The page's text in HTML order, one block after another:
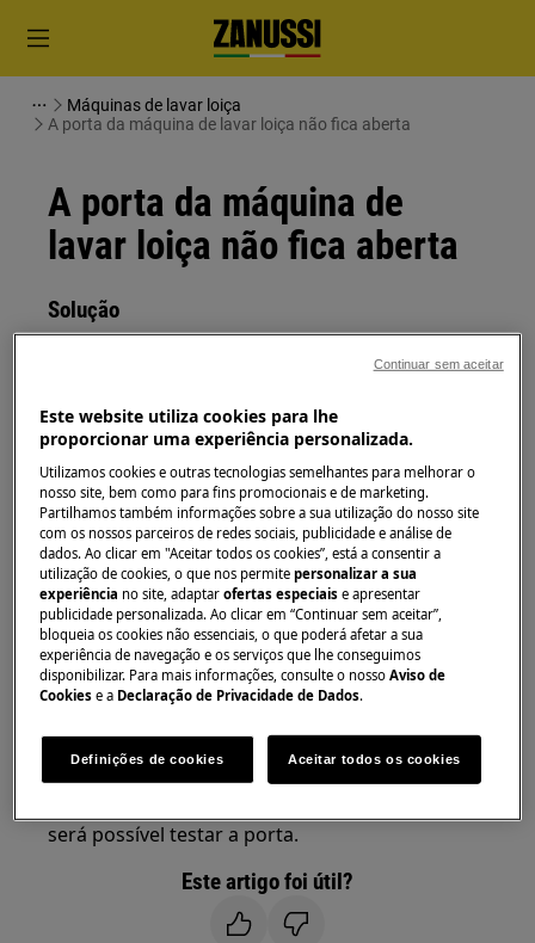
Máquinas de lavar loiça
A porta da máquina de lavar loiça não fica aberta
A porta da máquina de
lavar loiça não fica aberta
Solução
A porta da máquina de lavar loiça não fica
aberta
Aplica-se a:
Máquinas de lavar loiça encastráveis
Resolução:
1. É normal que a porta de uma máquina de
lavar loiça sem uma porta de cozinha
encaixada não permaneça aberta; será
novamente fechada pelas molas nas
dobradiças.
Se a máquina de lavar loiça for encastrável e
será possível testar a porta.
Este artigo foi útil?
Este website utiliza cookies para lhe
proporcionar uma experiência personalizada.
Utilizamos cookies e outras tecnologias semelhantes para melhorar o
nosso site, bem como para fins promocionais e de marketing.
Partilhamos também informações sobre a sua utilização do nosso site
com os nossos parceiros de redes sociais, publicidade e análise de
dados. Ao clicar em "Aceitar todos os cookies”, está a consentir a
utilização de cookies, o que nos permitepersonalizar a sua
experiência no site, adaptarofertas especiaise apresentar
publicidade personalizada. Ao clicar em “Continuar sem aceitar”,
bloqueia os cookies não essenciais, o que poderá afetar a sua
experiência de navegação e os serviços que lhe conseguimos
disponibilizar. Para mais informações, consulte o nossoAviso de
Cookies e a Declaração de Privacidade de Dados.
Definições de cookies Aceitar todos os cookies
Continuar sem aceitar